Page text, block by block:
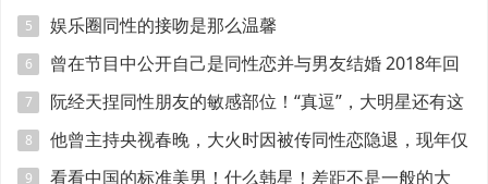
5 娱乐圈同性的接吻是那么温馨
6
曾在节目中公开自己是同性恋并与男友结婚 2018年回
归TVB
7
阮经天捏同性朋友的敏感部位！“真逗”，大明星还有这
种爱好
8
他曾主持央视春晚，大火时因被传同性恋隐退，现年仅
49满头白发
9 看看中国的标准美男！什么韩星！差距不是一般的大